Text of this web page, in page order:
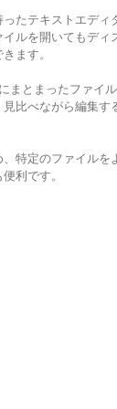
たテキストエディ
ルを開いてもディ
ます。
まとまったファイ
比べながら編集す
特定のファイルを
利です。